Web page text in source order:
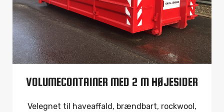
VOLUMECONTAINER MED 2 M HØJESIDER
Velegnet til haveaffald, brændbart, rockwool,